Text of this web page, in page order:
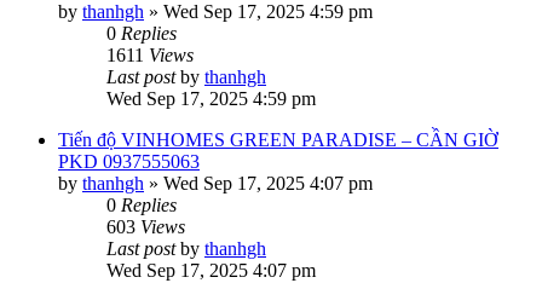
by thanhgh » Wed Sep 17, 2025 4:59 pm
0 Replies
1611 Views
Last postby thanhgh
Wed Sep 17, 2025 4:59 pm
Tiến độ VINHOMES GREEN PARADISE – CẦN GIỜ
PKD 0937555063
by thanhgh » Wed Sep 17, 2025 4:07 pm
0 Replies
603 Views
Last postby thanhgh
Wed Sep 17, 2025 4:07 pm